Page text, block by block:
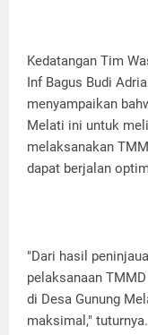
Kedatangan Tim
Inf Bagus Budi
menyampaikan
Melati ini untuk
melaksanakan
dapat berjalan
"Dari hasil
pelaksanaan
di Desa Gunung
maksimal," tuturnya.